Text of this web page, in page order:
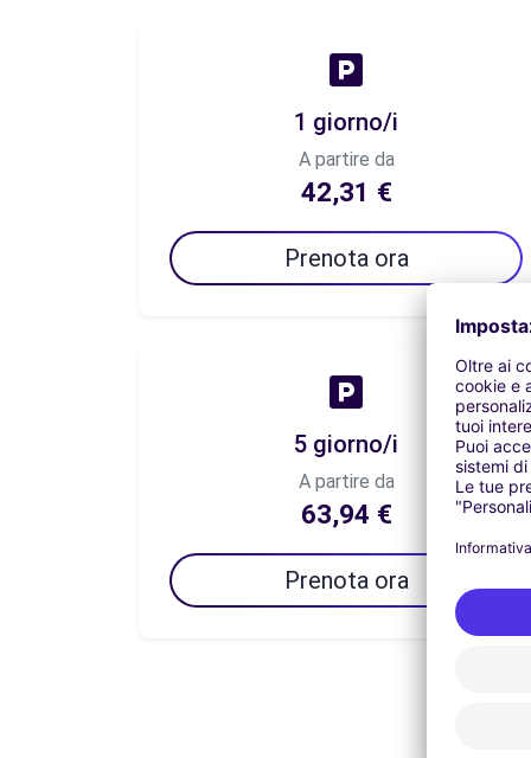
1 giorno/i
A partire da
42,31 €
Prenota ora
5 giorno/i
A partire da
63,94 €
Prenota ora